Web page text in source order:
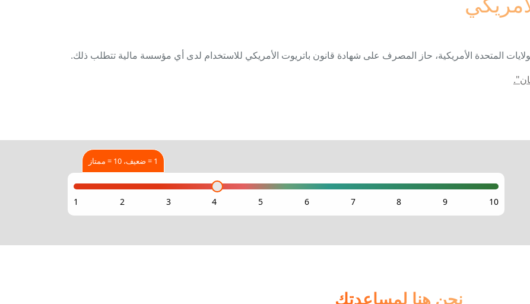
المتحدة الأمريكية، حاز المصرف على شهادة قانون باتريوت الأمريكي للاستخدام لدى أي مؤسسة مالية تتطلب ذلك.
1 = ضعيف، 10 = ممتاز
نحن هنا لمساعدتك